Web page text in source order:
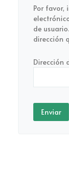
Por favor,
de
dirección
Dirección
Enviar